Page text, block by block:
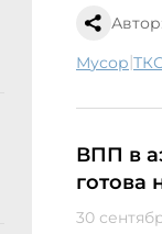
Автор:
мусор|
ВПП в
готова
30